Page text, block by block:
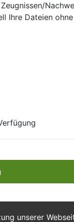
unserer
Ihre Dateien